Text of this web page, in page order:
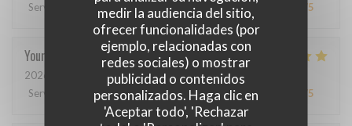
medir la audiencia del sitio,
ofrecer funcionalidades (por
ejemplo, relacionadas con
redes sociales) o mostrar
publicidad o contenidos
personalizados. Haga clic en
'Aceptar todo', 'Rechazar
Servicio
Ambiente Menú : /5 Calidad / Precio /5
Youri
2026-04-22
- 12:00 - Invitados 2
Servicio
Ambiente: 4/5 Menú: 5/5 Calidad / Precio /5